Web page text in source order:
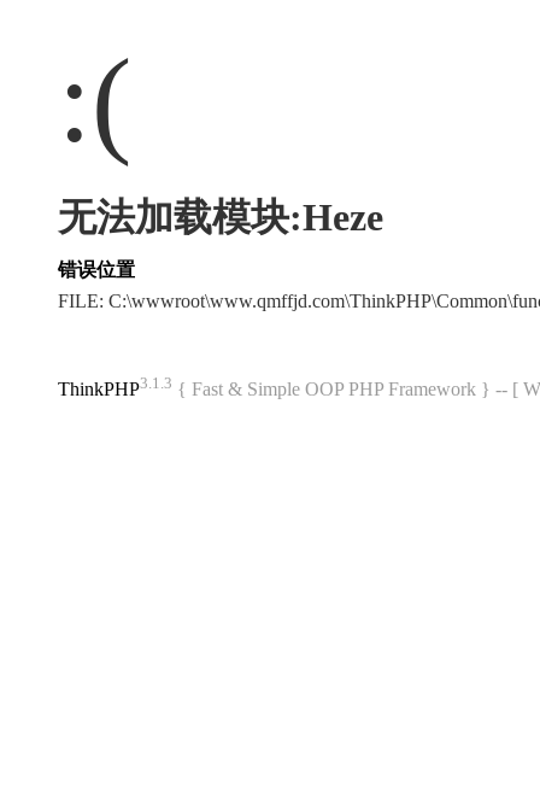
:(
无法加载模块:Heze
错误位置
FILE:
ThinkPHP3.1.3 { Fast & Simple OOP PHP Framework } -- [